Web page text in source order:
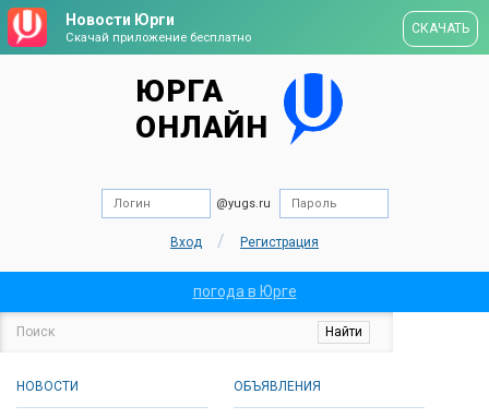
Новости Юрги
Скачай приложение бесплатно
СКАЧАТЬ
ЮРГА
ОНЛАЙН
@yugs.ru
Вход / Регистрация
погода в Юрге
НОВОСТИ ОБЪЯВЛЕНИЯ